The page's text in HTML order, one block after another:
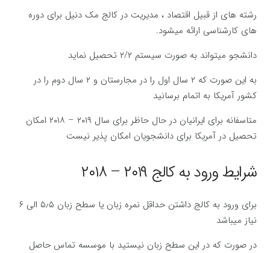
رشته های از قبیل اقتصاد ، مدیریت در کالج مک دنیل برای دوره
های کارشناسی ارائه میشود.
دانشجو میتواند به صورت سیستم ۲/۲ تحصیل نماید
به این صورت که ۲ سال اول را در مجارستان و ۲ سال دوم را در
کشور آمریکا به اتمام برسانید
متاسفانه برای ایرانیان در حال حاظر برای سال ۲۰۱۹ – ۲۰۱۸ امکان
تحصیل در آمریکا برای دانشجویان امکان پذیر نیست
شرایط ورود به کالج ۲۰۱۹ – ۲۰۱۸
برای ورود به کالج داشتن حداقل نمره زبان یا سطح زبان ۵٫۵ الی ۶
نیاز میباشد
در صورت که در این سطح زبان نیستید با موسسه تماس حاصل